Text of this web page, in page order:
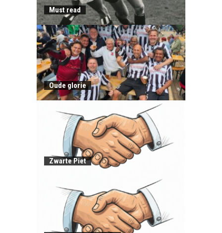
Must read
Oude glorie
Zwarte Piet